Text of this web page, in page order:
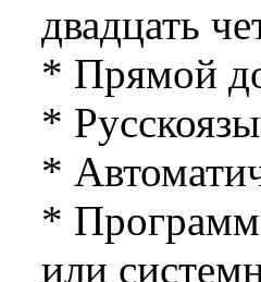
двадцать
* Прямой
*
*
*
или